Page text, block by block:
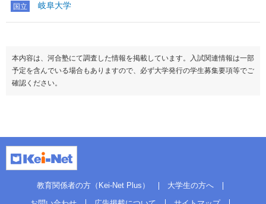
国立 岐阜大学
本内容は、河合塾にて調査した情報を掲載しています。入試関連情報は一部
予定を含んでいる場合もありますので、必ず大学発行の学生募集要項等でご
確認ください。
教育関係者の方（Kei-Net Plus）
大学生の方へ